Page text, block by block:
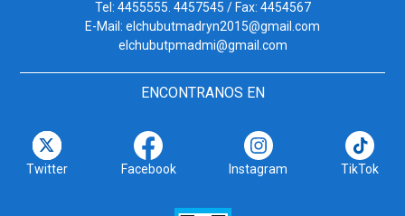
Tel: 4455555. 4457545 / Fax: 4454567
E-Mail: elchubutmadryn2015@gmail.com
elchubutpmadmi@gmail.com
ENCONTRANOS EN
Twitter Facebook Instagram TikTok